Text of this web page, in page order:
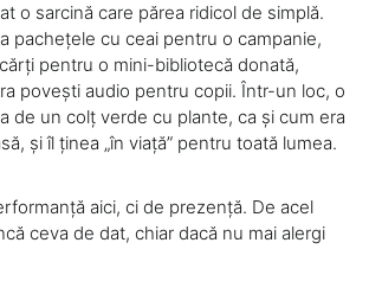
o sarcină care părea ridicol de simplă.
pachețele cu ceai pentru o campanie,
pentru o mini-bibliotecă donată,
povești audio pentru copii. Într-un loc, o
de un colț verde cu plante, ca și cum era
și îl ținea „în viață” pentru toată lumea.
aici, ci de prezență. De acel
ceva de dat, chiar dacă nu mai alergi